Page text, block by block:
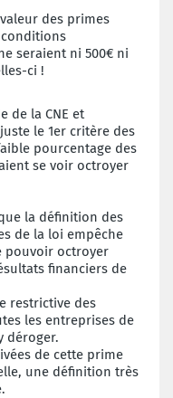
des primes
conditions
seraient ni 500€ ni
ci !
de la CNE et
juste le 1er critère des
pourcentage des
se voir octroyer
la définition des
de la loi empêche
pouvoir octroyer
financiers de
restrictive des
les entreprises de
déroger.
de cette prime
une définition très